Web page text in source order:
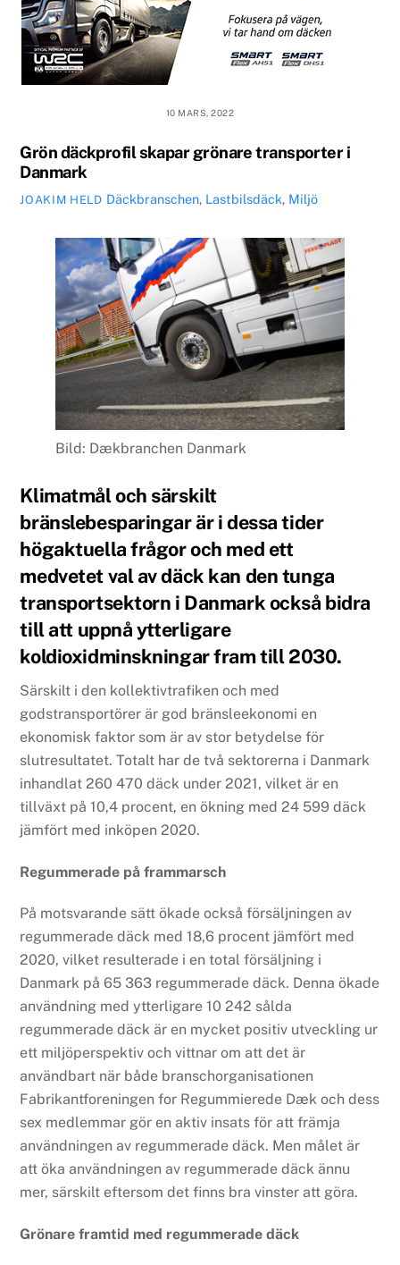
10 MARS, 2022
Grön däckprofil skapar grönare transporter i
Danmark
JOAKIM HELD Däckbranschen, Lastbilsdäck, Miljö
Bild: Dækbranchen Danmark
Klimatmål och särskilt
bränslebesparingar är i dessa tider
högaktuella frågor och med ett
medvetet val av däck kan den tunga
transportsektorn i Danmark också bidra
till att uppnå ytterligare
koldioxidminskningar fram till 2030.
Särskilt i den kollektivtrafiken och med
godstransportörer är god bränsleekonomi en
ekonomisk faktor som är av stor betydelse för
slutresultatet. Totalt har de två sektorerna i Danmark
inhandlat 260 470 däck under 2021, vilket är en
tillväxt på 10,4 procent, en ökning med 24 599 däck
jämfört med inköpen 2020.
Regummerade på frammarsch
På motsvarande sätt ökade också försäljningen av
regummerade däck med 18,6 procent jämfört med
2020, vilket resulterade i en total försäljning i
Danmark på 65 363 regummerade däck. Denna ökade
användning med ytterligare 10 242 sålda
regummerade däck är en mycket positiv utveckling ur
ett miljöperspektiv och vittnar om att det är
användbart när både branschorganisationen
Fabrikantforeningen for Regummierede Dæk och dess
sex medlemmar gör en aktiv insats för att främja
användningen av regummerade däck. Men målet är
att öka användningen av regummerade däck ännu
mer, särskilt eftersom det finns bra vinster att göra.
Grönare framtid med regummerade däck